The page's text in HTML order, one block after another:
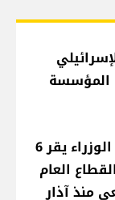
المؤسسة
معلومات للـLBCI: مجلس الوزراء يقر 6
العام
منذ آذار